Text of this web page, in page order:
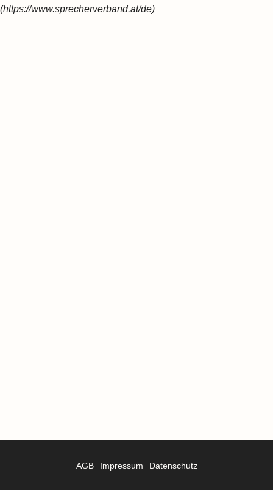
(https://www.sprecherverband.at/de)
AGB Impressum Datenschutz